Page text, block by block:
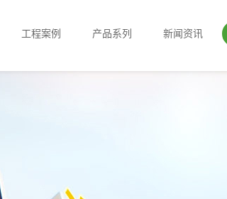
工程案例 产品系列 新闻资讯